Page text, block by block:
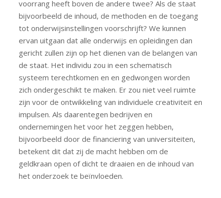
voorrang heeft boven de andere twee? Als de staat
bijvoorbeeld de inhoud, de methoden en de toegang
tot onderwijsinstellingen voorschrijft? We kunnen
ervan uitgaan dat alle onderwijs en opleidingen dan
gericht zullen zijn op het dienen van de belangen van
de staat. Het individu zou in een schematisch
systeem terechtkomen en en gedwongen worden
zich ondergeschikt te maken. Er zou niet veel ruimte
zijn voor de ontwikkeling van individuele creativiteit en
impulsen. Als daarentegen bedrijven en
ondernemingen het voor het zeggen hebben,
bijvoorbeeld door de financiering van universiteiten,
betekent dit dat zij de macht hebben om de
geldkraan open of dicht te draaien en de inhoud van
het onderzoek te beïnvloeden.